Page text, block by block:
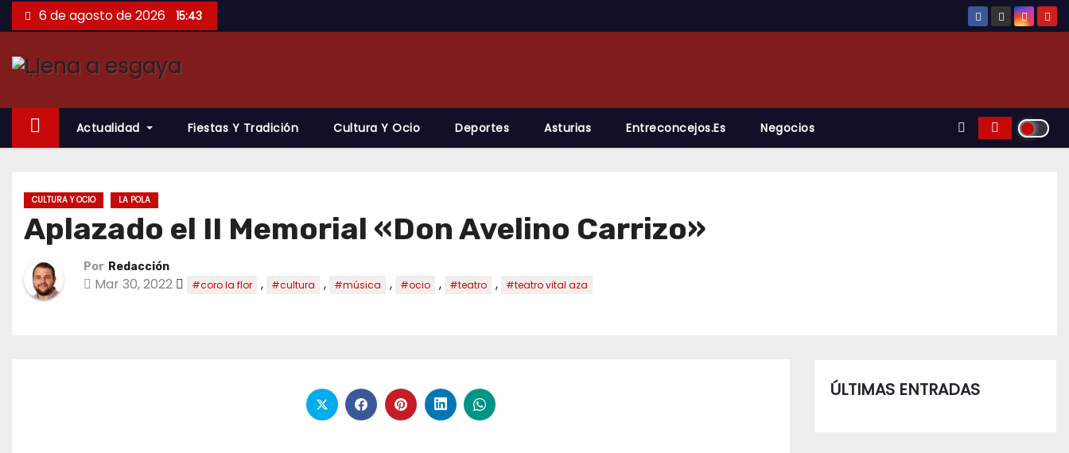
Saltar
al
contenido
6 de agosto de 2026 15:43
Actualidad Fiestas Y Tradición Cultura Y Ocio Deportes Asturias Entreconcejos.es Negocios
CULTURA Y OCIO LA POLA
Aplazado el II Memorial «Don Avelino Carrizo»
Por Redacción
Mar 30, 2022 #coro la flor , #cultura , #música , #ocio , #teatro , #teatro vital aza
ÚLTIMAS ENTRADAS